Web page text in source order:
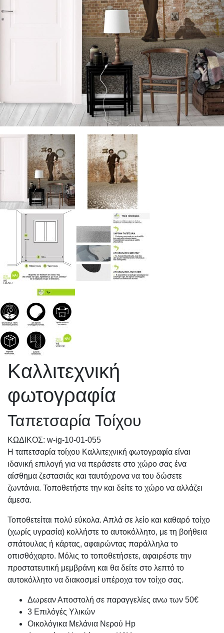
Καλλιτεχνική
φωτογραφία
Ταπετσαρία Τοίχου
KΩΔΙΚΟΣ: w-ig-10-01-055
Η ταπετσαρία τοίχου Καλλιτεχνική φωτογραφία είναι
ιδανική επιλογή για να περάσετε στο χώρο σας ένα
αίσθημα ζεστασιάς και ταυτόχρονα να του δώσετε
ζωντάνια. Τοποθετήστε την και δείτε το χώρο να αλλάζει
άμεσα.
Τοποθετείται πολύ εύκολα. Απλά σε λείο και καθαρό τοίχο
(χωρίς υγρασία) κολλήστε το αυτοκόλλητο, με τη βοήθεια
σπάτουλας ή κάρτας, αφαιρώντας παράλληλα το
οπισθόχαρτο. Μόλις το τοποθετήσετε, αφαιρέστε την
προστατευτική μεμβράνη και θα δείτε στο λεπτό το
αυτοκόλλητο να διακοσμεί υπέροχα τον τοίχο σας.
Δωρεαν Αποστολή σε παραγγελίες ανω των 50€
3 Επιλόγές Υλικών
Οικολόγικα Μελάνια Νερού Hp